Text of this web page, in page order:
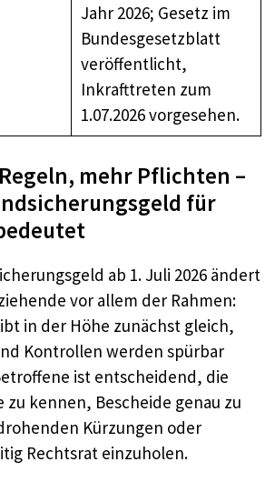
Jahr 2026; Gesetz im
Bundesgesetzblatt
veröffentlicht,
Inkrafttreten zum
1.07.2026 vorgesehen.
mehr Pflichten –
für
ab 1. Juli 2026 ändert
vor allem der Rahmen:
in der Höhe zunächst gleich,
Kontrollen werden spürbar
ist entscheidend, die
zu kennen, Bescheide genau zu
Kürzungen oder
Rechtsrat einzuholen.